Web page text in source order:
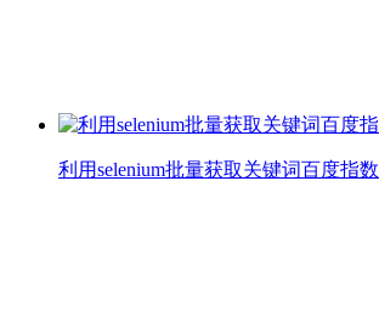
利用selenium批量获取关键词百度指数